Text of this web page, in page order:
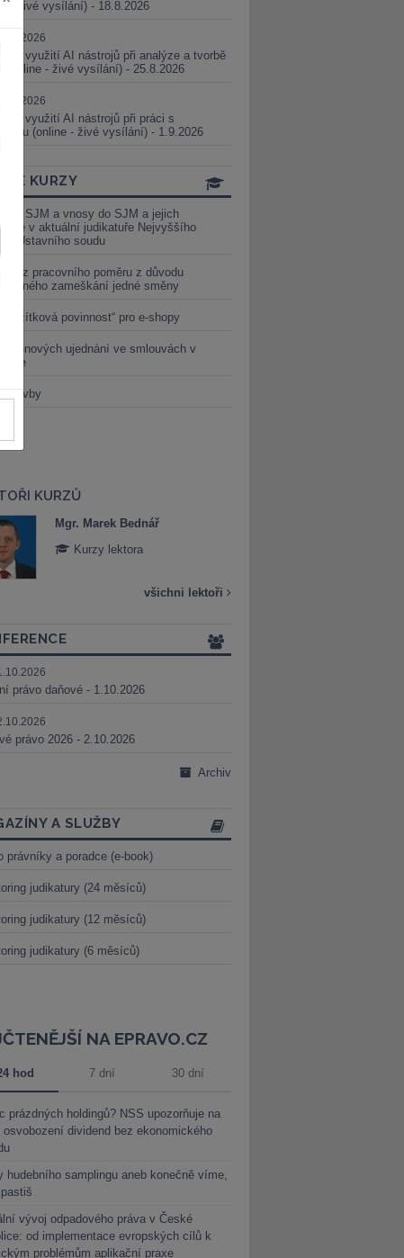
- živé vysílání) - 18.8.2026
využití AI nástrojů při analýze a tvorbě
(online - živé vysílání) - 25.8.2026
využití AI nástrojů při práci s
(online - živé vysílání) - 1.9.2026
KURZY
ze SJM a vnosy do SJM a jejich
v aktuální judikatuře Nejvyššího
a Ústavního soudu
z pracovního poměru z důvodu
zameškání jedné směny
„tlačítková povinnost“ pro e-shopy
cenových ujednání ve smlouvách v
stavby
KURZŮ
Mgr. Marek Bednář
Kurzy lektora
všichni lektoři
právo daňové - 1.10.2026
právo 2026 - 2.10.2026
Archiv
A SLUŽBY
právníky a poradce (e-book)
judikatury (24 měsíců)
judikatury (12 měsíců)
judikatury (6 měsíců)
NA EPRAVO.CZ
hod 7 dní 30 dní
prázdných holdingů? NSS upozorňuje na
osvobození dividend bez ekonomického
hudebního samplingu aneb konečně víme,
vývoj odpadového práva v České
od implementace evropských cílů k
problémům aplikační praxe